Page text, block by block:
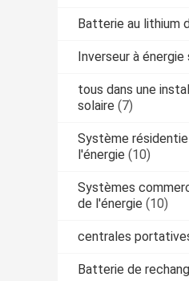
Batterie au lithium
Inverseur à énergie
tous dans une
solaire (7)
Système
l'énergie (10)
Systèmes
de l'énergie (10)
centrales
Batterie de